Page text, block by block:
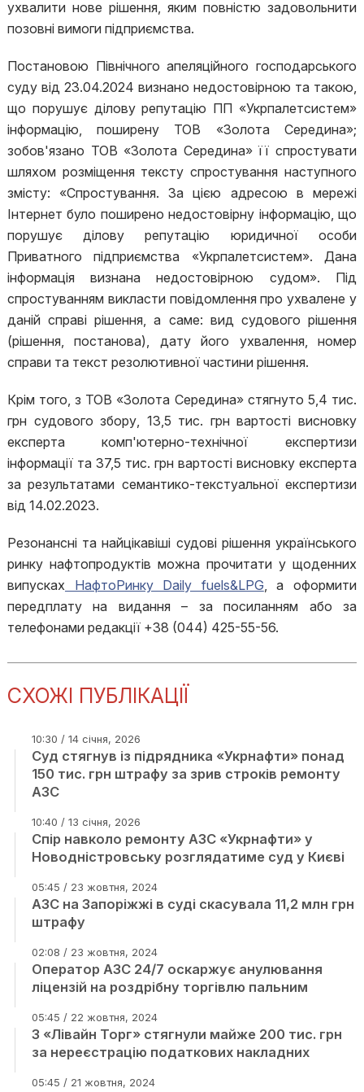
ухвалити нове рішення, яким повністю задовольнити
позовні вимоги підприємства.
Постановою Північного апеляційного господарського
суду від 23.04.2024 визнано недостовірною та такою,
що порушує ділову репутацію ПП «Укрпалетсистем»
інформацію, поширену ТОВ «Золота Середина»;
зобов'язано ТОВ «Золота Середина» її спростувати
шляхом розміщення тексту спростування наступного
змісту: «Спростування. За цією адресою в мережі
Інтернет було поширено недостовірну інформацію, що
порушує ділову репутацію юридичної особи
Приватного підприємства «Укрпалетсистем». Дана
інформація визнана недостовірною судом». Під
спростуванням викласти повідомлення про ухвалене у
даній справі рішення, а саме: вид судового рішення
(рішення, постанова), дату його ухвалення, номер
справи та текст резолютивної частини рішення.
Крім того, з ТОВ «Золота Середина» стягнуто 5,4 тис.
грн судового збору, 13,5 тис. грн вартості висновку
експерта комп'ютерно-технічної експертизи
інформації та 37,5 тис. грн вартості висновку експерта
за результатами семантико-текстуальної експертизи
від 14.02.2023.
Резонансні та найцікавіші судові рішення українського
ринку нафтопродуктів можна прочитати у щоденних
випускахНафтоРинку Daily fuels&LPG, а оформити
передплату на видання – за посиланням або за
телефонами редакції +38 (044) 425-55-56.
СХОЖІ ПУБЛІКАЦІЇ
10:30 / 14 січня, 2026
Суд стягнув із підрядника «Укрнафти» понад
150 тис. грн штрафу за зрив строків ремонту
АЗС
10:40 / 13 січня, 2026
Спір навколо ремонту АЗС «Укрнафти» у
Новодністровську розглядатиме суд у Києві
05:45 / 23 жовтня, 2024
АЗС на Запоріжжі в суді скасувала 11,2 млн грн
штрафу
02:08 / 23 жовтня, 2024
Оператор АЗС 24/7 оскаржує анулювання
ліцензій на роздрібну торгівлю пальним
05:45 / 22 жовтня, 2024
З «Лівайн Торг» стягнули майже 200 тис. грн
за нереєстрацію податкових накладних
05:45 / 21 жовтня, 2024